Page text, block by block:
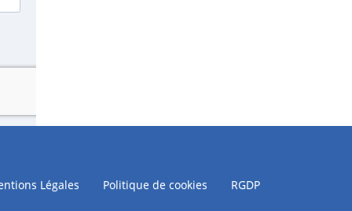
Légales Politique de cookies RGDP